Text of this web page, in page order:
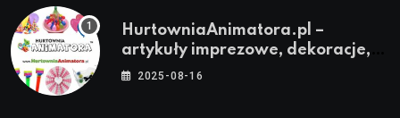
HurtowniaAnimatora.pl –
artykuły imprezowe, dekoracje,
stroje i akcesoria dla animatorów
2025-08-16